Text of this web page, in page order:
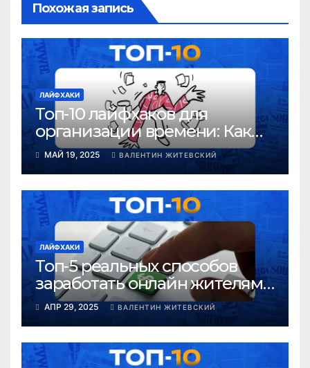
Похожая запись
ЛАЙФХАКИ
Топ-10 лайфхаков для
организации времени: Как
успевать всё и не сойти с ума
МАЙ 19, 2025 ВАЛЕНТИН ЖИТЕВСКИЙ
ЛАЙФХАКИ
Топ-5 реальных способов
заработать онлайн жителям
Желтых Вод после 40
АПР 29, 2025 ВАЛЕНТИН ЖИТЕВСКИЙ